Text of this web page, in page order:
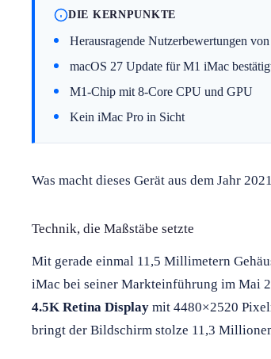
DIE KERNPUNKTE
Herausragende Nutzerbewertungen
macOS 27 Update für M1 iMac
M1-Chip mit 8-Core CPU und GPU
Kein iMac Pro in Sicht
Was macht dieses Gerät aus dem Jahr
Technik, die Maßstäbe setzte
Mit gerade einmal 11,5 Millimetern
iMac bei seiner Markteinführung im Mai
4.5K Retina Display mit 4480×2520
bringt der Bildschirm stolze 11,3